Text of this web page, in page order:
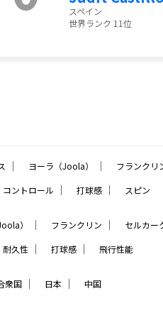
スペイン
世界ランク 11位
｜ ヨーラ（Joola） ｜ フランクリ
コントロール ｜ 打球感 ｜ スピン
） ｜ フランクリン ｜ セルカー
耐久性 ｜ 打球感 ｜ 飛行性能
衆国 ｜ 日本 ｜
中国